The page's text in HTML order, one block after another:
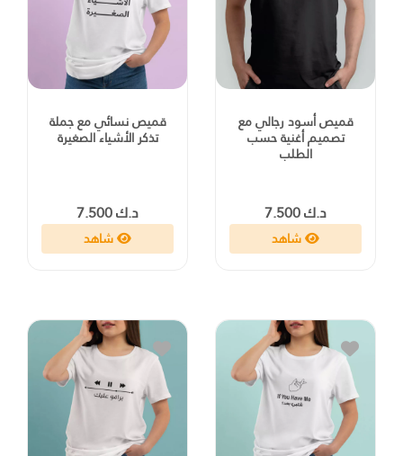
قميص أسود رجالي مع
تصميم أغنية حسب
الطلب
د.ك 7.500
شاهد
قميص نسائي مع جملة
تذكر الأشياء الصغيرة
د.ك 7.500
شاهد